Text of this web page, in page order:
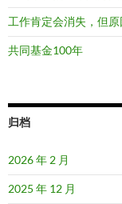
工作肯定会消失，但
共同基金100年
归档
2026 年 2 月
2025 年 12 月